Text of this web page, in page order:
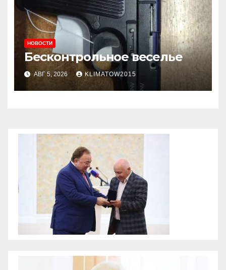
НОВОСТИ
Бесконтрольное веселье
АВГ 5, 2026 KLIMATOW2015